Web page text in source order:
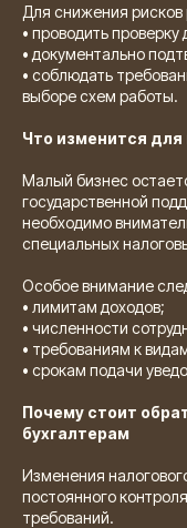
Для снижения
• проводить
• документально
• соблюдать
выборе схем работы.
Что изменится для
Малый бизнес
государственной
необходимо
специальных
Особое внимание
• лимитам доходов;
• численности
• требованиям к
• срокам подачи
Почему стоит
бухгалтерам
Изменения
постоянного
требований.